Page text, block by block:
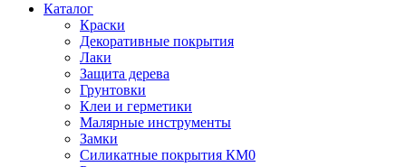
Каталог
Краски
Декоративные покрытия
Лаки
Защита дерева
Грунтовки
Клеи и герметики
Малярные инструменты
Замки
Силикатные покрытия КМ0